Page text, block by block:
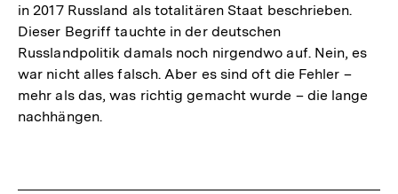
in 2017 Russland als totalitären Staat beschrieben.
Dieser Begriff tauchte in der deutschen
Russlandpolitik damals noch nirgendwo auf. Nein, es
war nicht alles falsch. Aber es sind oft die Fehler –
mehr als das, was richtig gemacht wurde – die lange
nachhängen.